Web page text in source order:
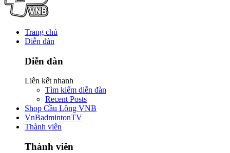
Trang chủ
Diễn đàn
Diễn đàn
Liên kết nhanh
Tìm kiếm diễn đàn
Recent Posts
Shop Cầu Lông VNB
VnBadmintonTV
Thành viên
Thành viên